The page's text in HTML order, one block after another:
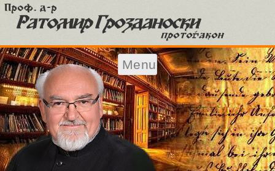
Menu
Skip to content